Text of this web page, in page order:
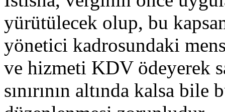
yürütülecek olup, bu
yönetici kadrosundaki
ve hizmeti KDV ödeyerek
sınırının altında kalsa